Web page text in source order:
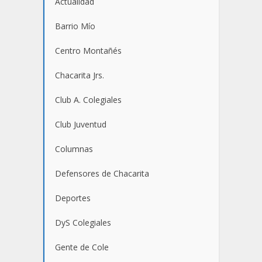
Barrio Mío
Centro Montañés
Chacarita Jrs.
Club A. Colegiales
Club Juventud
Columnas
Defensores de Chacarita
Deportes
DyS Colegiales
Gente de Cole